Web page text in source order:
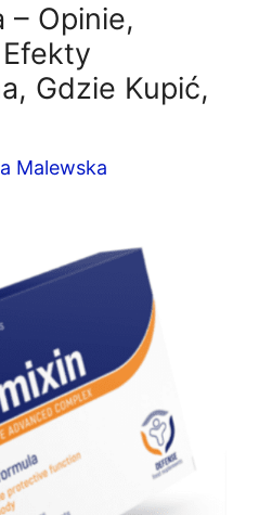
– Opinie,
Efekty
Gdzie Kupić,
Malewska